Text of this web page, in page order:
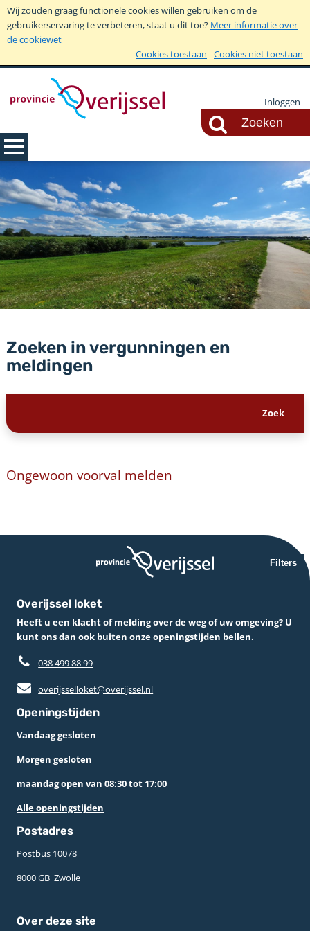
Wij zouden graag functionele cookies willen gebruiken om de
gebruikerservaring te verbeteren, staat u dit toe? Meer informatie over
de cookiewet
Cookies toestaan
Cookies niet toestaan
Inloggen
Zoeken in vergunningen en
meldingen
Ongewoon voorval melden
Filters
Overijssel loket
Heeft u een klacht of melding over de weg of uw omgeving? U
kunt ons dan ook buiten onze openingstijden bellen.
038 499 88 99
overijsselloket@overijssel.nl
Openingstijden
Vandaag gesloten
Morgen gesloten
maandag open van 08:30 tot 17:00
Alle openingstijden
Postadres
Postbus 10078 ­
8000 GB ­ Zwolle
Over deze site